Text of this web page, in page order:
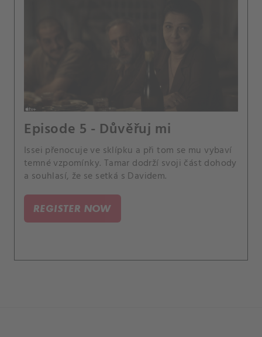
Episode 5 - Důvěřuj mi
Issei přenocuje ve sklípku a při tom se mu vybaví
temné vzpomínky. Tamar dodrží svoji část dohody
a souhlasí, že se setká s Davidem.
REGISTER NOW